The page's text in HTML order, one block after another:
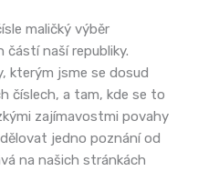
maličký výběr
naší republiky.
kterým jsme se dosud
číslech, a tam, kde se to
zajímavostmi povahy
jedno poznání od
na našich stránkách